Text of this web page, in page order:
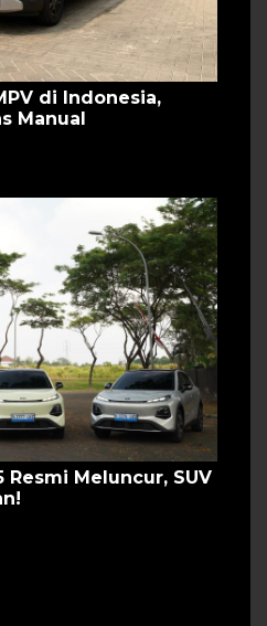
di Indonesia,
Manual
Resmi Meluncur, SUV